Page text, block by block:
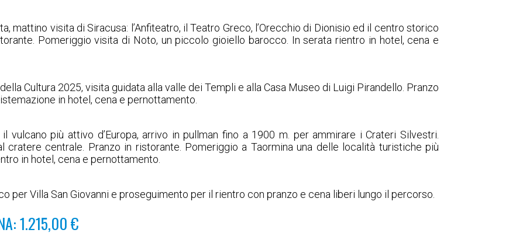
mattino visita di Siracusa: l’Anfiteatro, il Teatro Greco, l’Orecchio di Dionisio ed il centro storico
Pomeriggio visita di Noto, un piccolo gioiello barocco. In serata rientro in hotel, cena e
Cultura 2025, visita guidata alla valle dei Templi e alla Casa Museo di Luigi Pirandello. Pranzo
in hotel, cena e pernottamento.
vulcano più attivo d’Europa, arrivo in pullman fino a 1900 m. per ammirare i Crateri Silvestri.
cratere centrale. Pranzo in ristorante. Pomeriggio a Taormina una delle località turistiche più
in hotel, cena e pernottamento.
per Villa San Giovanni e proseguimento per il rientro con pranzo e cena liberi lungo il percorso.
1.215,00 €